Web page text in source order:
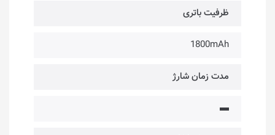
ظرفیت باتری
1800mAh
مدت زمان شارژ
▬